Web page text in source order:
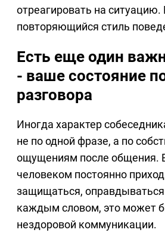
отреагировать на
повторяющийся стиль
Есть еще один
- ваше состояние
разговора
Иногда характер
не по одной фразе, а по
ощущениям после общения.
человеком постоянно
защищаться, оправдываться
каждым словом, это может
нездоровой коммуникации.